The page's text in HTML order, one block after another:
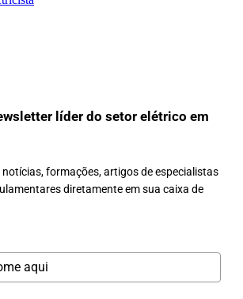
líder do setor elétrico em
notícias, formações, artigos de especialistas
diretamente em sua caixa de